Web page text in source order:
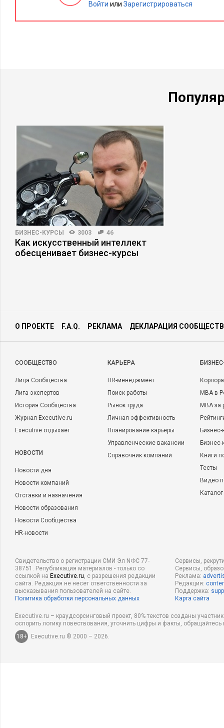
Войти или Зарегистрироваться
БИЗНЕС-КУРСЫ 3003 46
Как искусственный интеллект
обесценивает бизнес-курсы
О ПРОЕКТЕ F.A.Q. РЕКЛАМА ДЕКЛАРАЦИЯ
CООБЩЕСТВО
Лица Сообщества
Лига экспертов
История Сообщества
Журнал Executive.ru
Executive отдыхает
НОВОСТИ
Новости дня
Новости компаний
Отставки и назначения
Новости образования
Новости Сообщества
HR-новости
КАРЬЕРА
HR-менеджмент
Поиск работы
Рынок труда
Личная эффективность
Планирование карьеры
Управленческие вакансии
Справочник компаний
MBA в
MBA
Бизнес-
Книги
Тесты
Видео
Свидетельство о регистрации СМИ Эл NФС 77-
38751. Републикация материалов - только со
ссылкой на Executive.ru, с разрешения редакции
сайта. Редакция не несет ответственности за
высказывания пользователей на сайте.
Политика обработки персональных данных
Сервисы,
Сервисы,
Реклама:
Редакция:
Поддержка:
Карта сайта
Executive.ru – краудсорсинговый проект, 80% текстов созданы
оспорить логику повествования, уточнить цифры и факты,
18+
Executive.ru © 2000 – 2026.